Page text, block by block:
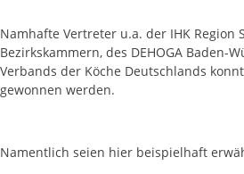
Namhafte Vertreter u.a. der IHK Region
Bezirkskammern, des DEHOGA Baden-
Verbands der Köche Deutschlands
gewonnen werden.
Namentlich seien hier beispielhaft